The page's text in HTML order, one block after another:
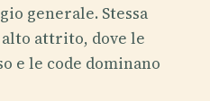
generale. Stessa
attrito, dove le
e le code dominano